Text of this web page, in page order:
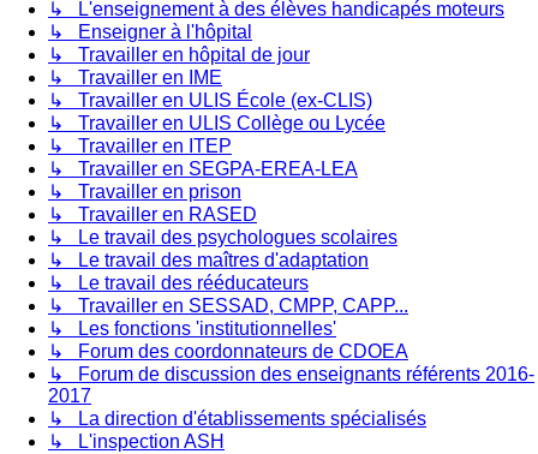
↳ L'enseignement à des élèves handicapés moteurs
↳ Enseigner à l'hôpital
↳ Travailler en hôpital de jour
↳ Travailler en IME
↳ Travailler en ULIS École (ex-CLIS)
↳ Travailler en ULIS Collège ou Lycée
↳ Travailler en ITEP
↳ Travailler en SEGPA-EREA-LEA
↳ Travailler en prison
↳ Travailler en RASED
↳ Le travail des psychologues scolaires
↳ Le travail des maîtres d'adaptation
↳ Le travail des rééducateurs
↳ Travailler en SESSAD, CMPP, CAPP...
↳ Les fonctions 'institutionnelles'
↳ Forum des coordonnateurs de CDOEA
↳ Forum de discussion des enseignants référents 2016-
2017
↳ La direction d'établissements spécialisés
↳ L'inspection ASH